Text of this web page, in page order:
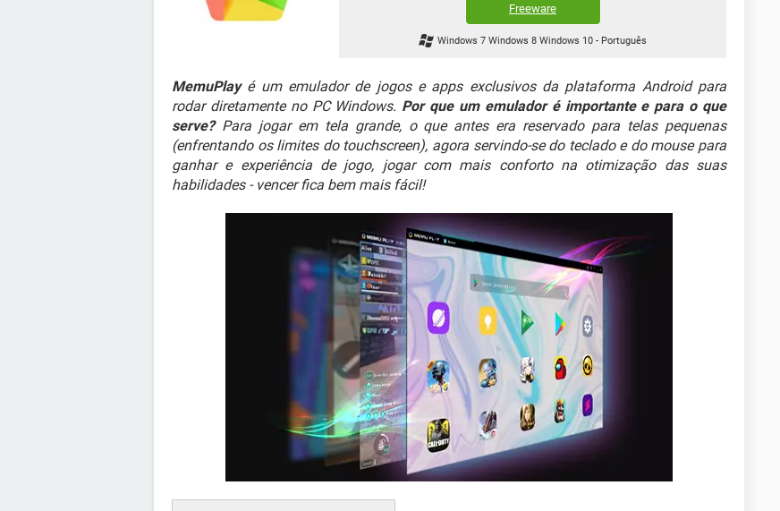
Freeware
Windows 7 Windows 8 Windows 10 - Português
MemuPlayé um emulador de jogos e apps exclusivos da plataforma Android para
rodar diretamente no PC Windows. Por que um emulador é importante e para o que
serve?Para jogar em tela grande, o que antes era reservado para telas pequenas
(enfrentando os limites do touchscreen), agora servindo-se do teclado e do mouse para
ganhar e experiência de jogo, jogar com mais conforto na otimização das suas
habilidades - vencer fica bem mais fácil!